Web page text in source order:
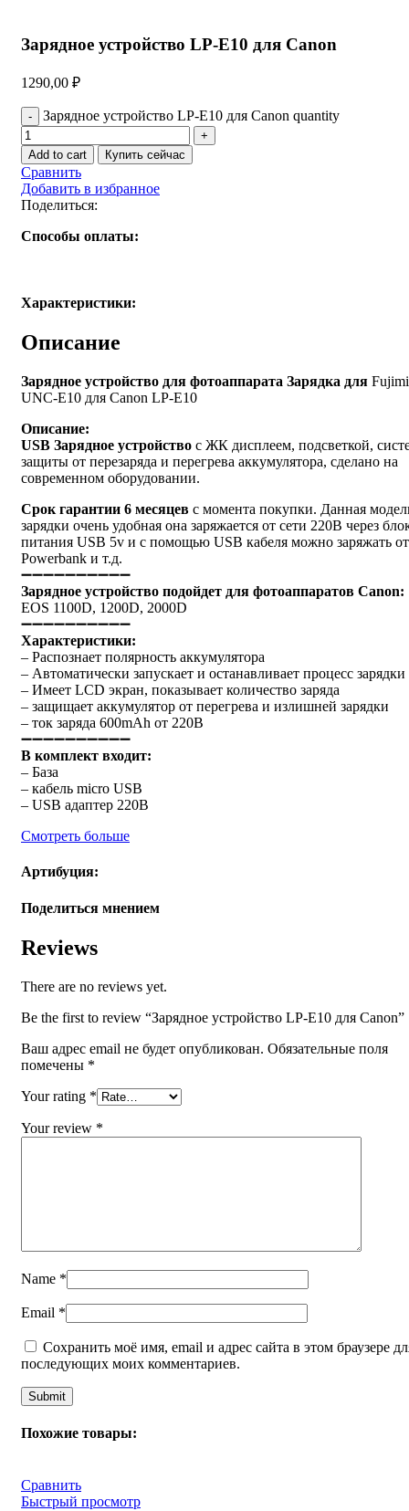
Зарядное устройство LP-E10 для Canon
1290,00 ₽
Зарядное устройство LP-E10 для Canon quantity
Add to cart Купить сейчас
Сравнить
Добавить в избранное
Поделиться:
Способы оплаты:
Характеристики:
Описание
Зарядное устройство для фотоаппарата Зарядка для Fujimi
UNC-E10 для Canon LP-E10
Описание:
USB Зарядное устройство c ЖК дисплеем, подсветкой,
защиты от перезаряда и перегрева аккумулятора, сделано на
современном оборудовании.
Срок гарантии 6 месяцев с момента покупки. Данная
зарядки очень удобная она заряжается от сети 220В через
питания USB 5v и с помощью USB кабеля можно заряжать от
Powerbank и т.д.
➖➖➖➖➖➖➖➖➖➖
Зарядное устройство подойдет для фотоаппаратов Canon:
EOS 1100D, 1200D, 2000D
➖➖➖➖➖➖➖➖➖➖
Характеристики:
– Распознает полярность аккумулятора
– Автоматически запускает и останавливает процесс зарядки
– Имеет LCD экран, показывает количество заряда
– защищает аккумулятор от перегрева и излишней зарядки
– ток заряда 600mAh от 220В
➖➖➖➖➖➖➖➖➖➖
В комплект входит:
– База
– кабель micro USB
– USB адаптер 220В
Смотреть больше
Артибуция:
Поделиться мнением
Reviews
There are no reviews yet.
Be the first to review “Зарядное устройство LP-E10 для Canon”
Ваш адрес email не будет опубликован. Обязательные поля
помечены *
Your rating *
Your review *
Name *
Email *
Сохранить моё имя, email и адрес сайта в этом браузере
последующих моих комментариев.
Похожие товары:
Сравнить
Быстрый просмотр